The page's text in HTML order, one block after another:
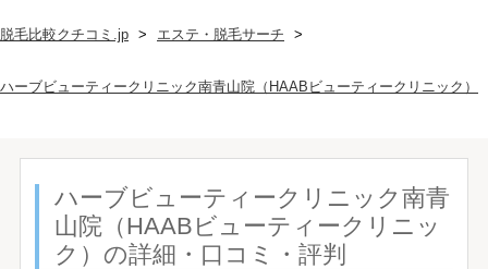
脱毛比較クチコミ.jp エステ・脱毛サーチ
ハーブビューティークリニック南青山院（HAABビューティークリニック）
ハーブビューティークリニック南青
山院（HAABビューティークリニッ
ク） の詳細・口コミ・評判